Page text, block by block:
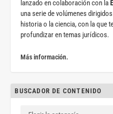
lanzado en colaboración con la
una serie de volúmenes
historia o la ciencia, con la que
profundizar en temas jurídicos.
Más información.
BUSCADOR DE CONTENIDO